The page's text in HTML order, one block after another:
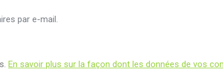
par e-mail.
En savoir plus sur la façon dont les données de vos